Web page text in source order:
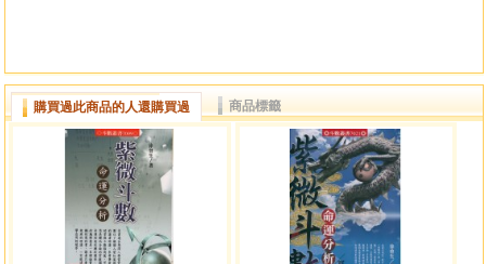
目錄
1. 作者序
2. 認識命盤
購買過此商品的人還購買過 商品標籤